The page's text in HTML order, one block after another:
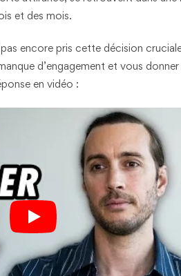
et des mois.
encore pris cette décision
d’engagement et vous donner
en vidéo :